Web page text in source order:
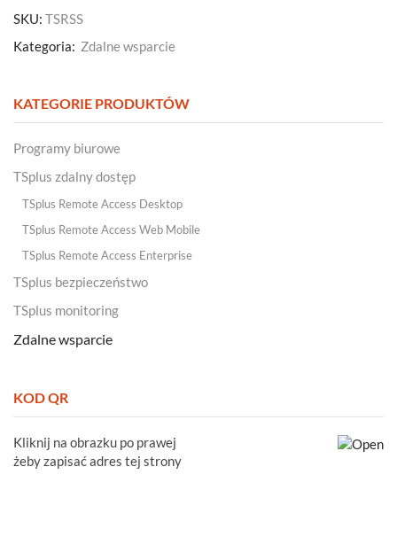
SKU: TSRSS
Kategoria: Zdalne wsparcie
KATEGORIE PRODUKTÓW
Programy biurowe
TSplus zdalny dostęp
TSplus Remote Access Desktop
TSplus Remote Access Web Mobile
TSplus Remote Access Enterprise
TSplus bezpieczeństwo
TSplus monitoring
Zdalne wsparcie
KOD QR
Kliknij na obrazku po prawej
żeby zapisać adres tej strony